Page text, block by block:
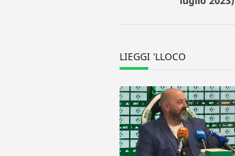
LIEGGI 'LLOCO